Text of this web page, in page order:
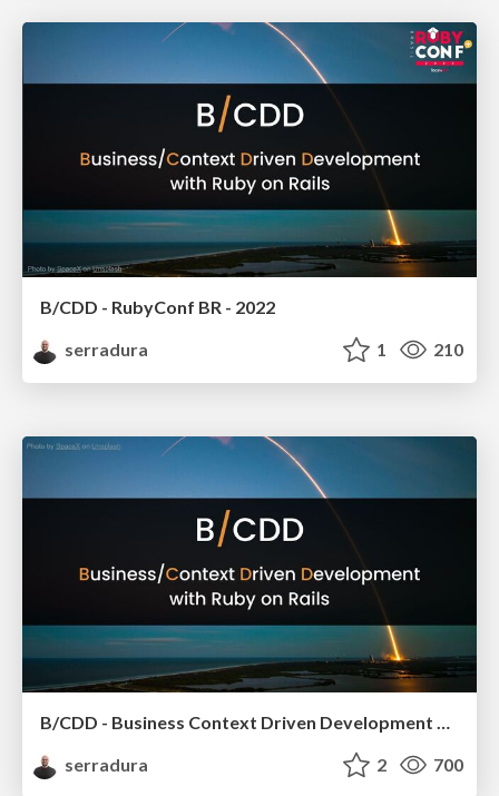
B/CDD - RubyConf BR - 2022
serradura
1 210
B/CDD - Business Context Driven Development with Ruby on Rails
serradura
2 700